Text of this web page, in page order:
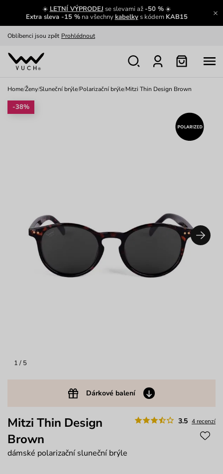
☀️ LETNÍ VÝPRODEJ se slevami až -50 %☀️
Extra sleva -15 %na všechnykabelkys kódem KAB15
Výměna a vrácení zdarma Zobrazit
Oblíbenci jsou zpět Prohlédnout
Nech se inspirovat
Home/Ženy/Sluneční brýle/Polarizační brýle/Mitzi Thin Design Brown
1 / 5
Dárkové balení
-38%
3.5 4 recenzí
Mitzi Thin Design
Brown
dámské polarizační sluneční brýle